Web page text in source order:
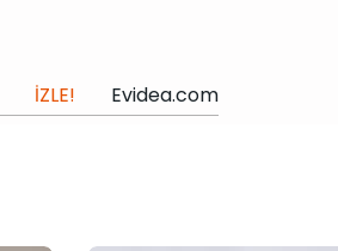
İZLE! Evidea.com